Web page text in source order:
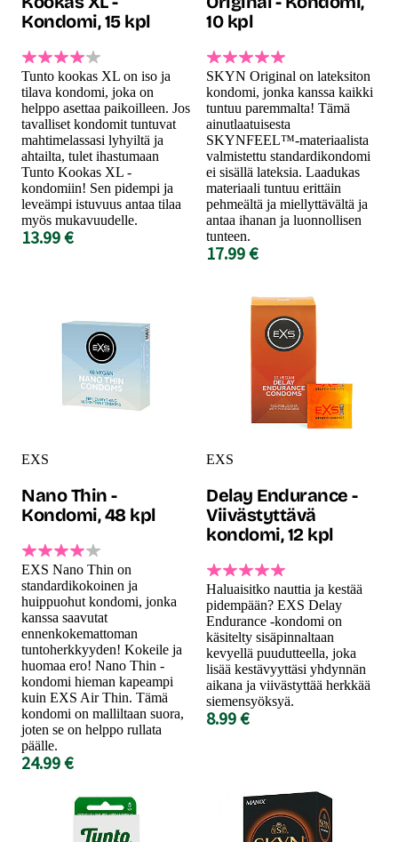
Kondomi, 15 kpl
Tunto kookas XL on iso ja
tilava kondomi, joka on
helppo asettaa paikoilleen. Jos
tavalliset kondomit tuntuvat
mahtimelassasi lyhyiltä ja
ahtailta, tulet ihastumaan
Tunto Kookas XL -
kondomiin! Sen pidempi ja
leveämpi istuvuus antaa tilaa
myös mukavuudelle.
13.99 €
10 kpl
SKYN Original on lateksiton
kondomi, jonka kanssa kaikki
tuntuu paremmalta! Tämä
ainutlaatuisesta
SKYNFEEL™-materiaalista
valmistettu standardikondomi
ei sisällä lateksia. Laadukas
materiaali tuntuu erittäin
pehmeältä ja miellyttävältä ja
antaa ihanan ja luonnollisen
tunteen.
17.99 €
EXS
Nano Thin -
Kondomi, 48 kpl
EXS Nano Thin on
standardikokoinen ja
huippuohut kondomi, jonka
kanssa saavutat
ennenkokemattoman
tuntoherkkyyden! Kokeile ja
huomaa ero! Nano Thin -
kondomi hieman kapeampi
kuin EXS Air Thin. Tämä
kondomi on malliltaan suora,
joten se on helppo rullata
päälle.
24.99 €
EXS
Delay Endurance -
Viivästyttävä
kondomi, 12 kpl
Haluaisitko nauttia ja kestää
pidempään? EXS Delay
Endurance -kondomi on
käsitelty sisäpinnaltaan
kevyellä puudutteella, joka
lisää kestävyyttäsi yhdynnän
aikana ja viivästyttää herkkää
siemensyöksyä.
8.99 €